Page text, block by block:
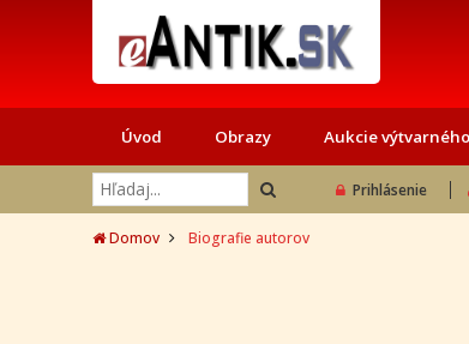
Úvod Obrazy Aukcie
Prihlásenie
Domov Biografie autorov